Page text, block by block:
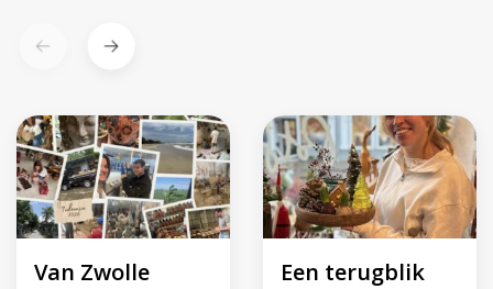
Van Zwolle
Een terugblik